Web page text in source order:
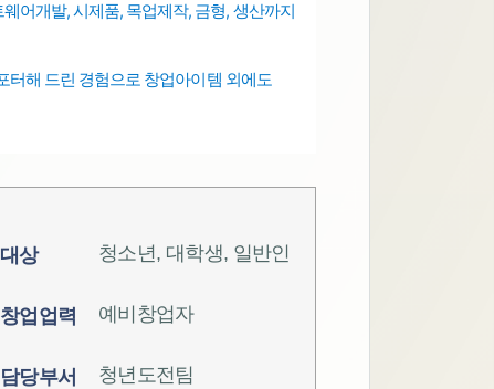
어개발, 시제품, 목업제작, 금형, 생산까지
터해 드린 경험으로 창업아이템 외에도
대상 청소년, 대학생, 일반인
창업업력 예비창업자
담당부서 청년도전팀